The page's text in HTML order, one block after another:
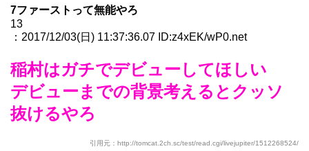
7ファーストって無能やろ
13
：2017/12/03(日) 11:37:36.07 ID:z4xEK/wP0.net
稲村はガチでデビューしてほしい
デビューまでの背景考えるとクッソ
抜けるやろ
引用元：http://tomcat.2ch.sc/test/read.cgi/livejupiter/1512268524/